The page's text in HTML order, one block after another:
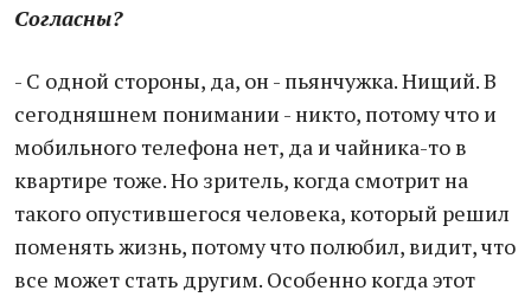
Согласны?
- С одной стороны, да, он - пьянчужка. Нищий. В
сегодняшнем понимании - никто, потому что и
мобильного телефона нет, да и чайника-то в
квартире тоже. Но зритель, когда смотрит на
такого опустившегося человека, который решил
поменять жизнь, потому что полюбил, видит, что
все может стать другим. Особенно когда этот